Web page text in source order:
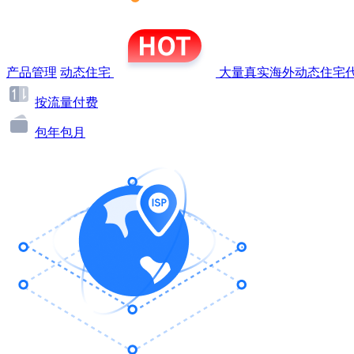
产品管理 动态住宅 大量真实海外动态住宅
按流量付费
包年包月